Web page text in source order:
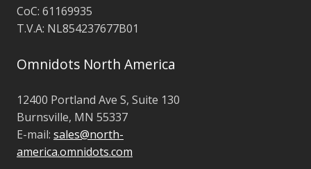
CoC: 61169935
T.V.A: NL854237677B01
Omnidots North America
12400 Portland Ave S, Suite 130
Burnsville, MN 55337
E-mail: sales@north-
america.omnidots.com